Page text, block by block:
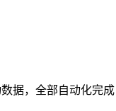
据，全部自动化完成